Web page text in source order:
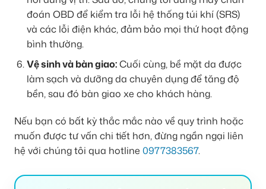
đoán OBD để kiểm tra lỗi hệ thống túi khí (SRS)
và các lỗi điện khác, đảm bảo mọi thứ hoạt động
bình thường.
Vệ sinh và bàn giao:Cuối cùng, bề mặt da được
làm sạch và dưỡng da chuyên dụng để tăng độ
bền, sau đó bàn giao xe cho khách hàng.
Nếu bạn có bất kỳ thắc mắc nào về quy trình hoặc
muốn được tư vấn chi tiết hơn, đừng ngần ngại liên
hệ với chúng tôi qua hotline 0977383567.